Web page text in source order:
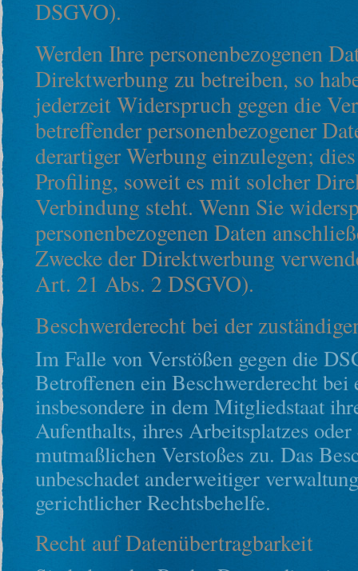
DSGVO).
Werden Ihre personenbezogenen
Direktwerbung zu betreiben, so
jederzeit Widerspruch gegen die
betreffender personenbezogener
derartiger Werbung einzulegen;
Profiling, soweit es mit solcher
Verbindung steht. Wenn Sie
personenbezogenen Daten
Zwecke der Direktwerbung
Art. 21 Abs. 2 DSGVO).
Beschwerderecht bei der
Im Falle von Verstößen gegen die
Betroffenen ein Beschwerderecht
insbesondere in dem Mitgliedstaat
Aufenthalts, ihres Arbeitsplatzes oder
mutmaßlichen Verstoßes zu. Das
unbeschadet anderweitiger
gerichtlicher Rechtsbehelfe.
Recht auf Datenübertragbarkeit